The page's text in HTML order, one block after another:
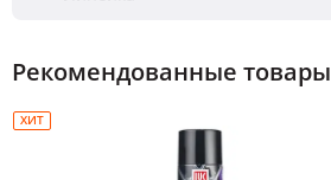
Рекомендованные товары
ХИТ